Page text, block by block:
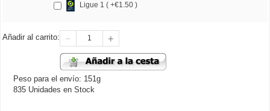
Ligue 1 ( +€1.50 )
Añadir al carrito:
Peso para el envío: 151g
835 Unidades en Stock